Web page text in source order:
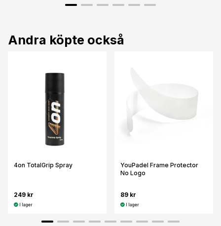
Andra köpte också
4on TotalGrip Spray
249 kr
I lager
YouPadel Frame Protector
No Logo
89 kr
I lager